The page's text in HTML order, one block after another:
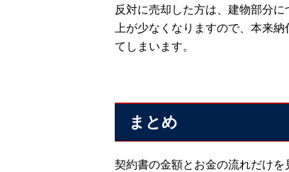
反対に売却した方は、建物部分
上が少なくなりますので、本来
てしまいます。
まとめ
契約書の金額とお金の流れだけ